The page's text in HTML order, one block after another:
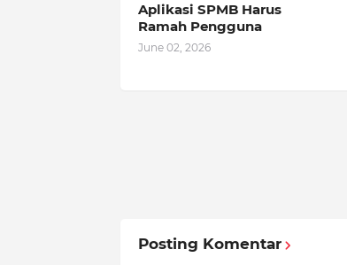
Aplikasi SPMB Harus
Ramah Pengguna
June 02, 2026
Posting Komentar